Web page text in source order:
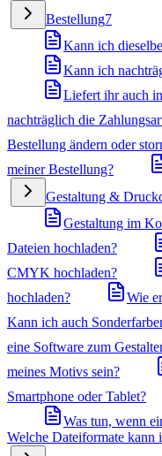
Bestellung7
Kann ich
Kann ich
Liefert ihr auch
nachträglich die
Bestellung ändern oder
meiner Bestellung?
Gestaltung &
Gestaltung im
Dateien hochladen?
CMYK hochladen?
hochladen?
Wie
Kann ich auch
eine Software zum
meines Motivs sein?
Smartphone oder Tablet?
Was tun, wenn
Welche Dateiformate kann